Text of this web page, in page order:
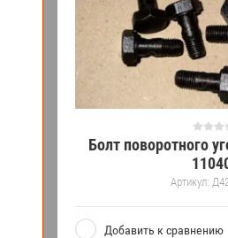
Болт поворотного
Артикул:
Добавить к сравнению